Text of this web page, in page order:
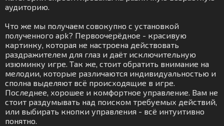
аудиторию.
Что же мы получаем совокупно с установкой
полученного apk? Первоочерёдное - красивую
картинку, которая не настроена действовать
раздражителем для глаз и даёт исключительную
изюминку игре. Так же, стоит обратить внимание на
мелодии, которые различаются индивидуальностью и
сполна выделяют всё происходящие в игре.
Последнее, хорошее и комфортное управление. Вам не
стоит раздумывать над поиском требуемых действий,
или выбирать кнопки управления - всё интуитивно
понятно.